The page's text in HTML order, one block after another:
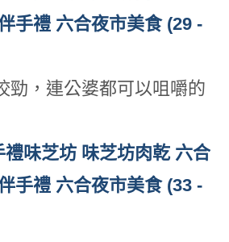
勁，連公婆都可以咀嚼的